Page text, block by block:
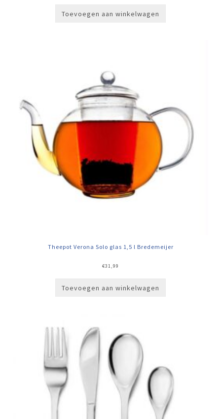
Toevoegen aan winkelwagen
Theepot Verona Solo glas 1,5 l Bredemeijer
€31,99
Toevoegen aan winkelwagen